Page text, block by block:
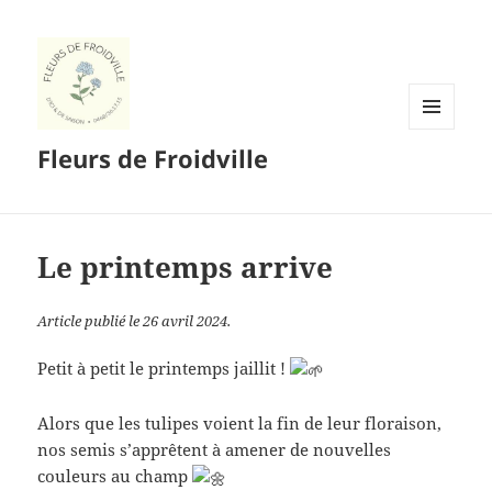
Fleurs de Froidville
Le printemps arrive
Article publié le 26 avril 2024.
Petit à petit le printemps jaillit !
Alors que les tulipes voient la fin de leur floraison,
nos semis s’apprêtent à amener de nouvelles
couleurs au champ